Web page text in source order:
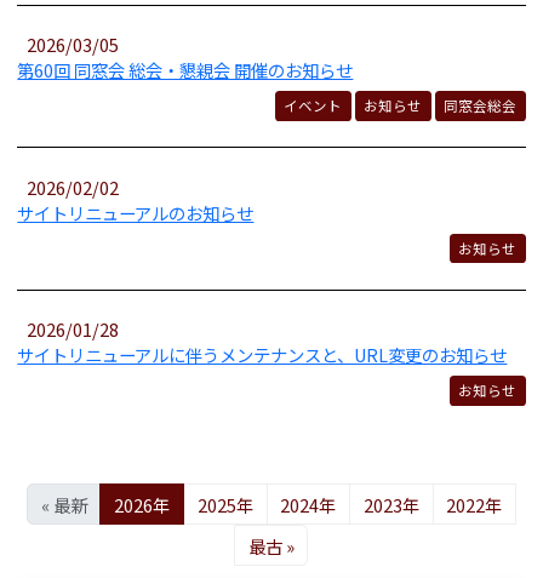
2026/03/05
第60回 同窓会 総会・懇親会 開催のお知らせ
イベント お知らせ 同窓会総会
2026/02/02
サイトリニューアルのお知らせ
お知らせ
2026/01/28
サイトリニューアルに伴うメンテナンスと、URL変更のお知らせ
お知らせ
« 最新 2026年 2025年 2024年 2023年
2022年
最古 »